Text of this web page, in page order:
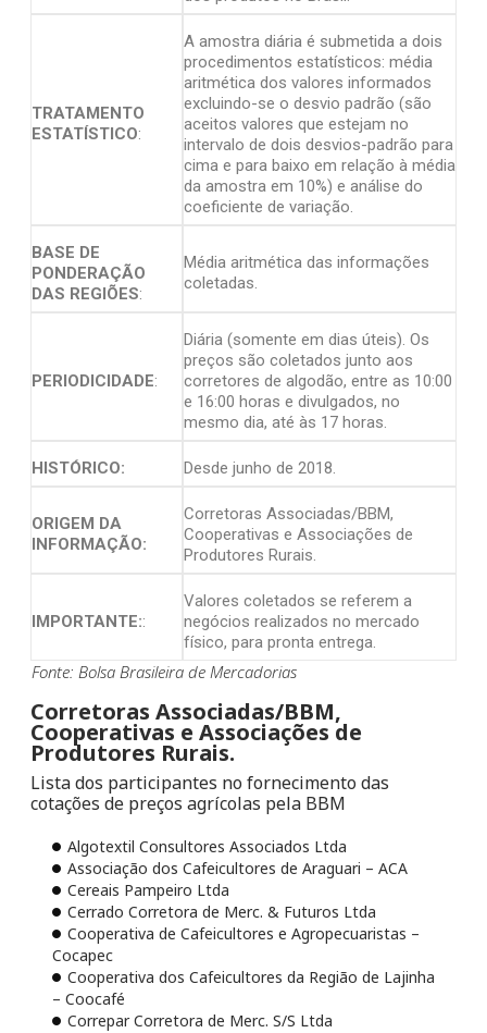
TRATAMENTO
ESTATÍSTICO:
A amostra diária é submetida a dois
procedimentos estatísticos: média
aritmética dos valores informados
excluindo-se o desvio padrão (são
aceitos valores que estejam no
intervalo de dois desvios-padrão para
cima e para baixo em relação à média
da amostra em 10%) e análise do
coeficiente de variação.
BASE DE
PONDERAÇÃO
DAS REGIÕES:
Média aritmética das informações
coletadas.
PERIODICIDADE:
Diária (somente em dias úteis). Os
preços são coletados junto aos
corretores de algodão, entre as 10:00
e 16:00 horas e divulgados, no
mesmo dia, até às 17 horas.
HISTÓRICO: Desde junho de 2018.
ORIGEM DA
INFORMAÇÃO:
Corretoras Associadas/BBM,
Cooperativas e Associações de
Produtores Rurais.
IMPORTANTE::
Valores coletados se referem a
negócios realizados no mercado
físico, para pronta entrega.
Fonte: Bolsa Brasileira de Mercadorias
Corretoras Associadas/BBM,
Cooperativas e Associações de
Produtores Rurais.
Lista dos participantes no fornecimento das
cotações de preços agrícolas pela BBM
Algotextil Consultores Associados Ltda
Associação dos Cafeicultores de Araguari – ACA
Cereais Pampeiro Ltda
Cerrado Corretora de Merc. & Futuros Ltda
Cooperativa de Cafeicultores e Agropecuaristas –
Cocapec
Cooperativa dos Cafeicultores da Região de Lajinha
– Coocafé
Correpar Corretora de Merc. S/S Ltda